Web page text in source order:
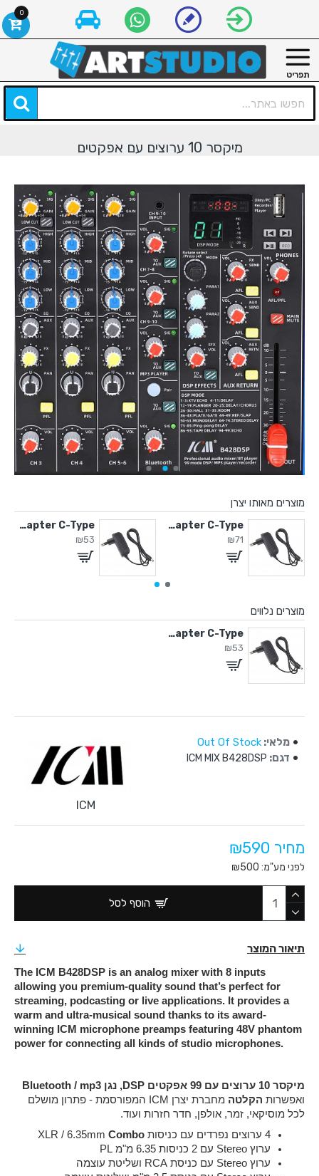
מיקסר 10 ערוצים עם אפקטים
מוצרים מאותו יצרן
5V / 2A Adapter C-Type
₪71
5V / 2A Adapter C-Type
₪53
מוצרים נלווים
5V / 2A Adapter C-Type
₪53
מלאי: Out Of Stock
דגם: ICM MIX B428DSP
ICM
מחיר ₪590
לפני מע"מ: ₪500
הוסף לסל
תיאור המוצר
The ICM B428DSP is an analog mixer with 8 inputs
allowing you premium-quality sound that’s perfect for
streaming, podcasting or live applications. It provides a
warm and ultra-musical sound thanks to its award-
winning ICM microphone preamps featuring 48V phantom
power for connecting all kinds of studio microphones.
מיקסר 10 ערוצים עם 99 אפקטים DSP, נגן Bluetooth / mp3
ואפשרות הקלטה
מחברת יצרן ICM המפורסמת - פתרון מושלם
לכל מוסיקאי, זמר, אולפן, חדר חזרות ועוד.
4 ערוצים נפרדים עם כניסות XLR / 6.35mm
Combo
ערוץ Stereo עם 2 כניסות 6.35 מ"מ PL
ערוץ Stereo עם כניסת RCA ושליטת עוצמה
0